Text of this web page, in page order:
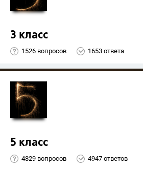
3 класс
1526 вопросов 1653 ответа
5 класс
4829 вопросов 4947 ответов